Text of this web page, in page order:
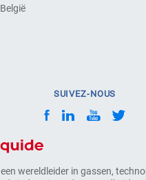
wereldleider in gassen,
SUIVEZ-NOUS